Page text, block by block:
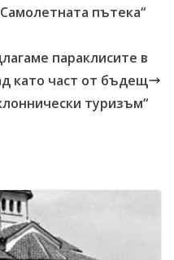
пътека“
параклисите в
като част от бъдещ
туризъм“